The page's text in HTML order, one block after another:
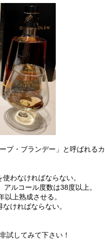
プ・ブランデー」と呼ばれるカ
わなければならない。
ルコール度数は38度以上。
上熟成させる。
ければならない。
試してみて下さい！